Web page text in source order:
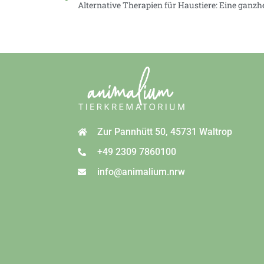
Zur Pannhütt 50, 45731 Waltrop
+49 2309 7860100
info@animalium.nrw